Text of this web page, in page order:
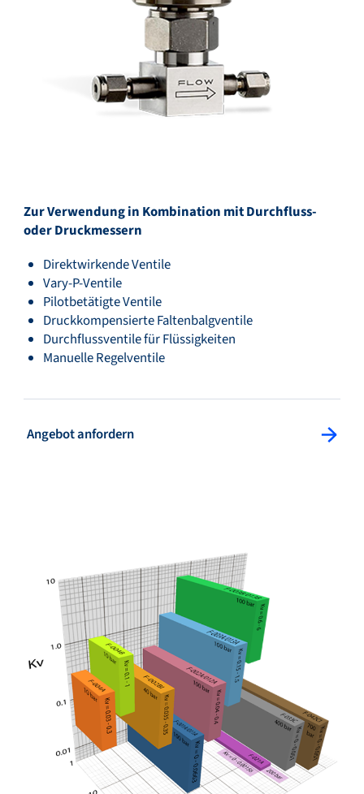
Zur Verwendung in Kombination mit Durchfluss-
oder Druckmessern
Direktwirkende Ventile
Vary-P-Ventile
Pilotbetätigte Ventile
Druckkompensierte Faltenbalgventile
Durchflussventile für Flüssigkeiten
Manuelle Regelventile
Angebot anfordern: Angebot anfordern